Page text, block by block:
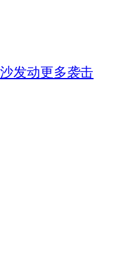
发动更多袭击